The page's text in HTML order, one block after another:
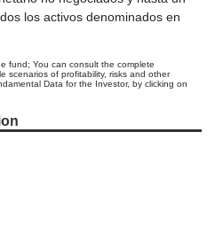
los activos denominados en
fund; You can consult the complete
scenarios of profitability, risks and other
Data for the Investor, by clicking on